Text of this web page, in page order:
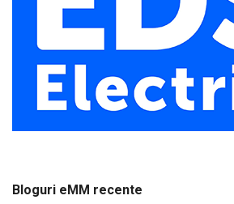
Bloguri eMM recente